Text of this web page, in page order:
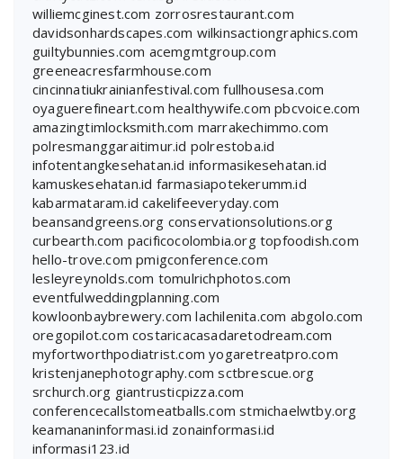
williemcginest.com zorrosrestaurant.com
davidsonhardscapes.com wilkinsactiongraphics.com
guiltybunnies.com acemgmtgroup.com
greeneacresfarmhouse.com
cincinnatiukrainianfestival.com fullhousesa.com
oyaguerefineart.com healthywife.com pbcvoice.com
amazingtimlocksmith.com marrakechimmo.com
polresmanggaraitimur.id polrestoba.id
infotentangkesehatan.id informasikesehatan.id
kamuskesehatan.id farmasiapotekerumm.id
kabarmataram.id cakelifeeveryday.com
beansandgreens.org conservationsolutions.org
curbearth.com pacificocolombia.org topfoodish.com
hello-trove.com pmigconference.com
lesleyreynolds.com tomulrichphotos.com
eventfulweddingplanning.com
kowloonbaybrewery.com lachilenita.com abgolo.com
oregopilot.com costaricacasadaretodream.com
myfortworthpodiatrist.com yogaretreatpro.com
kristenjanephotography.com sctbrescue.org
srchurch.org giantrusticpizza.com
conferencecallstomeatballs.com stmichaelwtby.org
keamananinformasi.id zonainformasi.id
informasi123.id